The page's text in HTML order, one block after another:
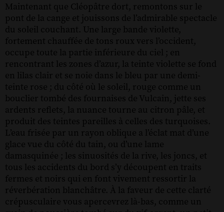
Maintenant que Cléopâtre dort, remontons sur le
pont de la cange et jouissons de l’admirable spectacle
du soleil couchant. Une large bande violette,
fortement chauffée de tons roux vers l’occident,
occupe toute la partie inférieure du ciel ; en
rencontrant les zones d’azur, la teinte violette se fond
en lilas clair et se noie dans le bleu par une demi-
teinte rose ; du côté où le soleil, rouge comme un
bouclier tombé des fournaises de Vulcain, jette ses
ardents reflets, la nuance tourne au citron pâle, et
produit des teintes pareilles à celles des turquoises.
L’eau frisée par un rayon oblique a l’éclat mat d’une
glace vue du côté du tain, ou d’une lame
damasquinée ; les sinuosités de la rive, les joncs, et
tous les accidents du bord s’y découpent en traits
fermes et noirs qui en font vivement ressortir la
réverbération blanchâtre. À la faveur de cette clarté
crépusculaire vous apercevrez là-bas, comme un